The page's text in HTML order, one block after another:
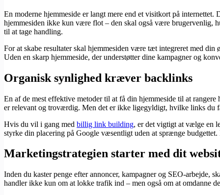
En moderne hjemmeside er langt mere end et visitkort på
hjemmesiden ikke kun være flot – den skal også være brugervenlig,
til at tage handling.
For at skabe resultater skal hjemmesiden være tæt integreret med
Uden en skarp hjemmeside, der understøtter dine kampagner og
Organisk synlighed kræver backlinks
En af de mest effektive metoder til at få din hjemmeside til at
er relevant og troværdig. Men det er ikke ligegyldigt, hvilke links du
Hvis du vil i gang med billig link building, er det vigtigt at vælge en
styrke din placering på Google væsentligt uden at sprænge
Marketingstrategien starter med dit
Inden du kaster penge efter annoncer, kampagner og SEO-arbejde,
handler ikke kun om at lokke trafik ind – men også om at omdanne